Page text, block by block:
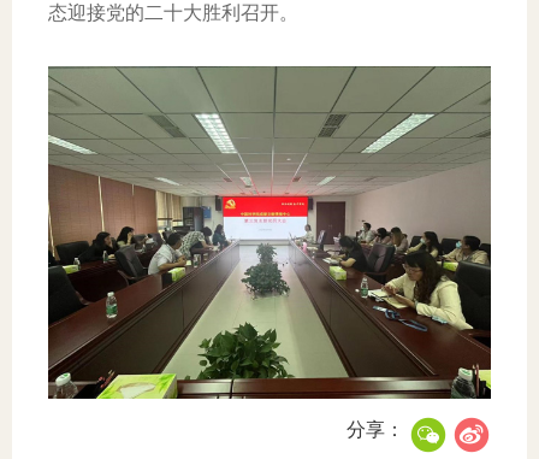
态迎接党的二十大胜利召开。
分享：